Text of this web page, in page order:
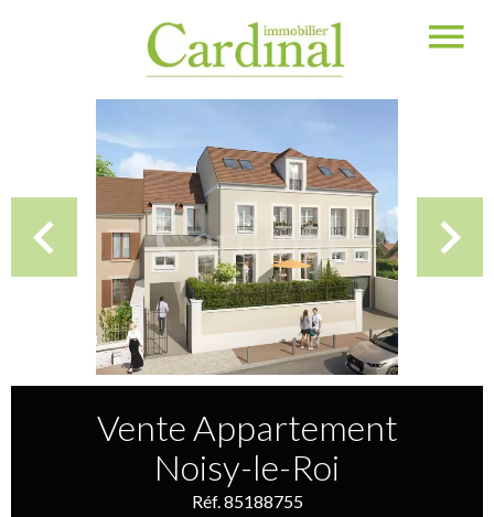
Vente Appartement
Noisy-le-Roi
Réf. 85188755